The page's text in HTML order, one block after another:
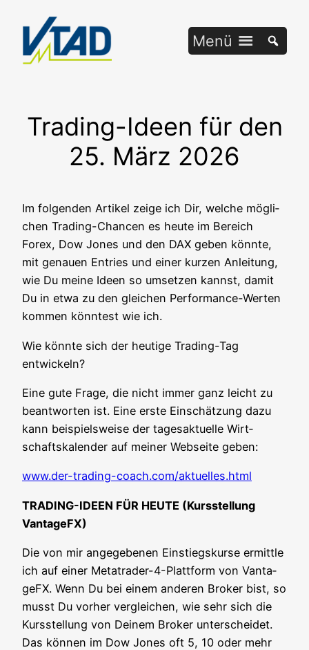
springen
Menü
Trading-Ideen für den
25. März 2026
Im fol­gen­den Arti­kel zei­ge ich Dir, wel­che mög­li­
chen Tra­ding-Chan­cen es heu­te im Bereich
Forex, Dow Jones und den DAX geben könn­te,
mit genau­en Ent­ries und einer kur­zen Anlei­tung,
wie Du mei­ne Ideen so umset­zen kannst, damit
Du in etwa zu den glei­chen Per­for­mance-Wer­ten
kom­men könn­test wie ich.
Wie könn­te sich der heu­ti­ge Tra­ding-Tag
entwickeln?
Eine gute Fra­ge, die nicht immer ganz leicht zu
beant­wor­ten ist. Eine ers­te Ein­schät­zung dazu
kann bei­spiels­wei­se der tages­ak­tu­el­le Wirt­
schafts­ka­len­der auf mei­ner Web­sei­te geben:
www.der-trading-coach.com/aktuelles.html
TRADING-IDEEN FÜR HEUTE (Kurs­stel­lung
VantageFX)
Die von mir ange­ge­be­nen Ein­stiegs­kur­se ermitt­le
ich auf einer Metat­rader-4-Platt­form von Van­ta­
ge­FX. Wenn Du bei einem ande­ren Bro­ker bist, so
musst Du vor­her ver­glei­chen, wie sehr sich die
Kurs­stel­lung von Dei­nem Bro­ker unter­schei­det.
Das kön­nen im Dow Jones oft 5, 10 oder mehr